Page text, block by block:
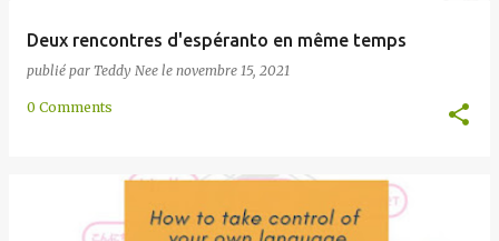
Deux rencontres d'espéranto en même temps
publié par Teddy Nee le novembre 15, 2021
0 Comments